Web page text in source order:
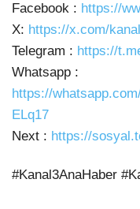
Facebook : https://
X: https://x.com/
Telegram : https://
Whatsapp :
https://
ELq17
Next : https://
#Kanal3AnaHaber